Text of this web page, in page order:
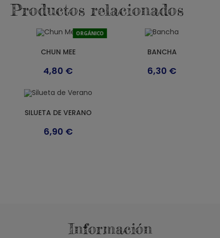
Productos relacionados
ORGÁNICO
CHUN MEE
4,80 €
BANCHA
6,30 €
SILUETA DE VERANO
6,90 €
Información